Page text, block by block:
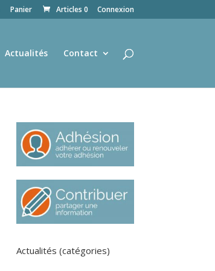
Connexion
Panier Articles 0
Actualités Contact
Actualités (catégories)